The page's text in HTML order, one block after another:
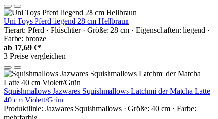
Uni Toys Pferd liegend 28 cm Hellbraun
Tierart: Pferd · Plüschtier · Größe: 28 cm · Eigenschaften: liegend ·
Farbe: bronze
ab 17,69 €*
3 Preise vergleichen
Squishmallows Jazwares Squishmallows Latchmi der Matcha Latte
40 cm Violett/Grün
Produktlinie: Jazwares Squishmallows · Größe: 40 cm · Farbe:
mehrfarbig